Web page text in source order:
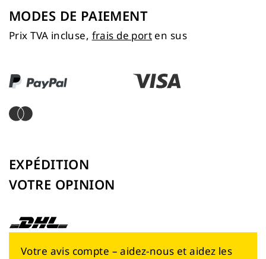
MODES DE PAIEMENT
Prix TVA incluse, frais de port en sus
EXPÉDITION
VOTRE OPINION
Votre avis compte – aidez-nous et aidez les